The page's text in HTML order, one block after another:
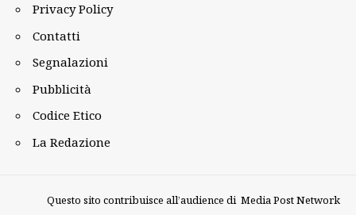
Privacy Policy
Contatti
Segnalazioni
Pubblicità
Codice Etico
La Redazione
Questo sito contribuisce all’audience di Media Post Network